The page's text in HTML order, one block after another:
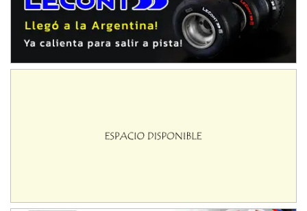
NORESTE SANTAFESINO - F6
Ciudad de Avellaneda (Asfalto)
Avellaneda (Santa Fe)
José Samuel Sánchez (Tierra)